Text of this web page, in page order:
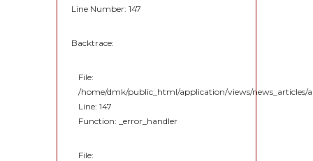
Line Number: 147
Backtrace:
File:
/home/dmk/public_html/application/views/news_articles/
Line: 147
Function: _error_handler
File: